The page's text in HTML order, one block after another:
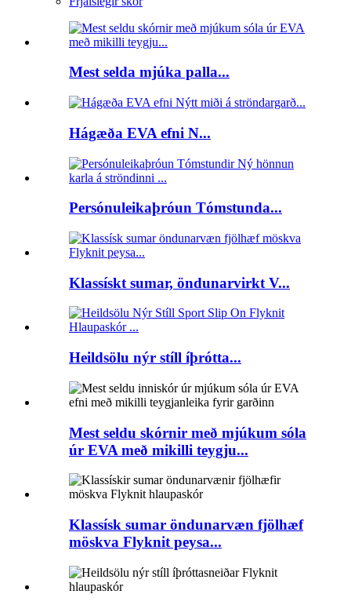
Mest selda mjúka palla...
Hágæða EVA efni N...
Persónuleikaþróun Tómstunda...
Klassískt sumar, öndunarvirkt V...
Heildsölu nýr stíll íþrótta...
Mest seldu skórnir með mjúkum sóla
úr EVA með mikilli teygju...
Klassísk sumar öndunarvæn fjölhæf
möskva Flyknit peysa...